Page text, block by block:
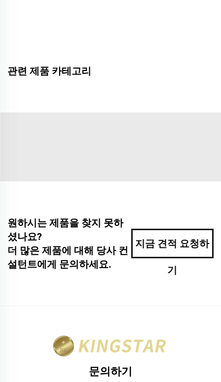
관련 제품 카테고리
원하시는 제품을 찾지 못하
셨나요?
더 많은 제품에 대해 당사 컨
설턴트에게 문의하세요.
지금 견적 요청하
기
문의하기